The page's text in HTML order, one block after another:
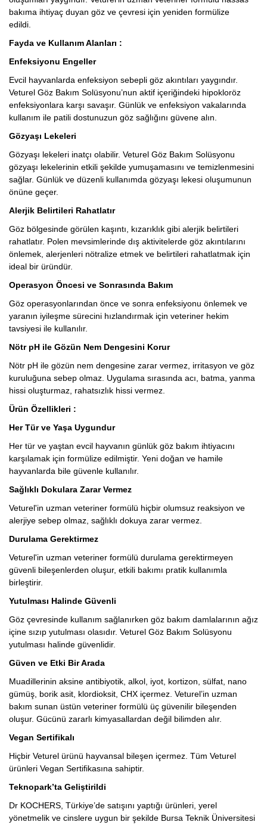
bakıma ihtiyaç duyan göz ve çevresi için yeniden formülize
edildi.
Fayda ve Kullanım Alanları :
Enfeksiyonu Engeller
Evcil hayvanlarda enfeksiyon sebepli göz akıntıları yaygındır.
Veturel Göz Bakım Solüsyonu’nun aktif içeriğindeki hipokloröz
enfeksiyonlara karşı savaşır. Günlük ve enfeksiyon vakalarında
kullanım ile patili dostunuzun göz sağlığını güvene alın.
Gözyaşı Lekeleri
Gözyaşı lekeleri inatçı olabilir. Veturel Göz Bakım Solüsyonu
gözyaşı lekelerinin etkili şekilde yumuşamasını ve temizlenmesini
sağlar. Günlük ve düzenli kullanımda gözyaşı lekesi oluşumunun
önüne geçer.
Alerjik Belirtileri Rahatlatır
Göz bölgesinde görülen kaşıntı, kızarıklık gibi alerjik belirtileri
rahatlatır. Polen mevsimlerinde dış aktivitelerde göz akıntılarını
önlemek, alerjenleri nötralize etmek ve belirtileri rahatlatmak için
ideal bir üründür.
Operasyon Öncesi ve Sonrasında Bakım
Göz operasyonlarından önce ve sonra enfeksiyonu önlemek ve
yaranın iyileşme sürecini hızlandırmak için veteriner hekim
tavsiyesi ile kullanılır.
Nötr pH ile Gözün Nem Dengesini Korur
Nötr pH ile gözün nem dengesine zarar vermez, irritasyon ve göz
kuruluğuna sebep olmaz. Uygulama sırasında acı, batma, yanma
hissi oluşturmaz, rahatsızlık hissi vermez.
Ürün Özellikleri :
Her Tür ve Yaşa Uygundur
Her tür ve yaştan evcil hayvanın günlük göz bakım ihtiyacını
karşılamak için formülize edilmiştir. Yeni doğan ve hamile
hayvanlarda bile güvenle kullanılır.
Sağlıklı Dokulara Zarar Vermez
Veturel'in uzman veteriner formülü hiçbir olumsuz reaksiyon ve
alerjiye sebep olmaz, sağlıklı dokuya zarar vermez.
Durulama Gerektirmez
Veturel'in uzman veteriner formülü durulama gerektirmeyen
güvenli bileşenlerden oluşur, etkili bakımı pratik kullanımla
birleştirir.
Yutulması Halinde Güvenli
Göz çevresinde kullanım sağlanırken göz bakım damlalarının ağız
içine sızıp yutulması olasıdır. Veturel Göz Bakım Solüsyonu
yutulması halinde güvenlidir.
Güven ve Etki Bir Arada
Muadillerinin aksine antibiyotik, alkol, iyot, kortizon, sülfat, nano
gümüş, borik asit, klordioksit, CHX içermez. Veturel’in uzman
bakım sunan üstün veteriner formülü üç güvenilir bileşenden
oluşur. Gücünü zararlı kimyasallardan değil bilimden alır.
Vegan Sertifikalı
Hiçbir Veturel ürünü hayvansal bileşen içermez. Tüm Veturel
ürünleri Vegan Sertifikasına sahiptir.
Teknopark’ta Geliştirildi
Dr KOCHERS, Türkiye’de satışını yaptığı ürünleri, yerel
yönetmelik ve cinslere uygun bir şekilde Bursa Teknik Üniversitesi